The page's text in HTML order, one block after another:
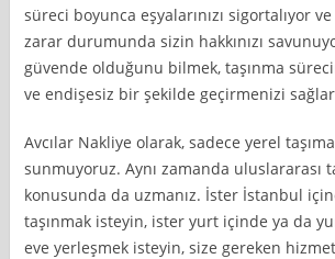
süreci boyunca eşyalarınızı sigortalıyor
zarar durumunda sizin hakkınızı
güvende olduğunu bilmek, taşınma
ve endişesiz bir şekilde geçirmenizi
Avcılar Nakliye olarak, sadece yerel
sunmuyoruz. Aynı zamanda uluslararası
konusunda da uzmanız. İster İstanbul
taşınmak isteyin, ister yurt içinde ya da
eve yerleşmek isteyin, size gereken